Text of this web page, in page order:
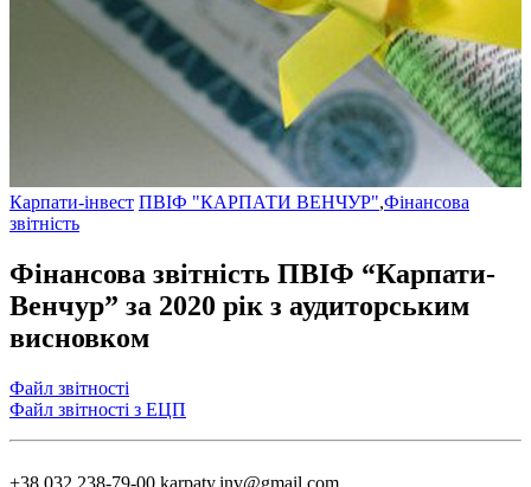
Карпати-інвест ПВІФ "КАРПАТИ ВЕНЧУР",Фінансова
звітність
Фінансова звітність ПВІФ “Карпати-
Венчур” за 2020 рік з аудиторським
висновком
Файл звітності
Файл звітності з ЕЦП
+38 032 238-79-00 karpaty.inv@gmail.com